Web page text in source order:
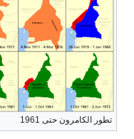
تطور الكامرون حتى 1961